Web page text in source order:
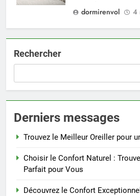
dormirenvol
4
Rechercher
Derniers messages
Trouvez le Meilleur Oreiller pour
Choisir le Confort Naturel :
Parfait pour Vous
Découvrez le Confort